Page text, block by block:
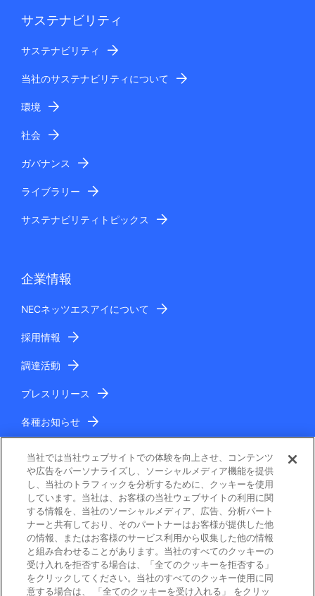
サステナビリティ
サステナビリティ
当社のサステナビリティについて
環境
社会
ガバナンス
ライブラリー
サステナビリティトピックス
企業情報
NECネッツエスアイについて
採用情報
調達活動
プレスリリース
各種お知らせ
IR情報
電子公告
ご利用条件
当社では当社ウェブサイトでの体験を向上させ、コンテンツ
や広告をパーソナライズし、ソーシャルメディア機能を提供
し、当社のトラフィックを分析するために、クッキーを使用
しています。当社は、お客様の当社ウェブサイトの利用に関
する情報を、当社のソーシャルメディア、広告、分析パート
ナーと共有しており、そのパートナーはお客様が提供した他
の情報、またはお客様のサービス利用から収集した他の情報
と組み合わせることがあります。当社のすべてのクッキーの
受け入れを拒否する場合は、「全てのクッキーを拒否する」
をクリックしてください。当社のすべてのクッキー使用に同
意する場合は、 「全てのクッキーを受け入れる」 をクリッ